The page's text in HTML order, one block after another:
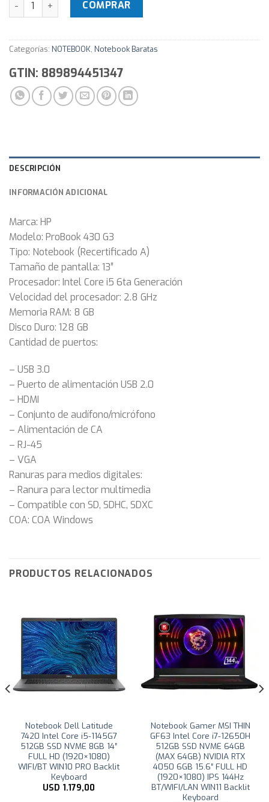
COMPRAR
Categorías: NOTEBOOK, Notebook Baratas
GTIN: 889894451347
DESCRIPCIÓN
INFORMACIÓN ADICIONAL
Marca: HP
Modelo: ProBook 430 G3
Tipo: Notebook (Recertificado A)
Tamaño de pantalla: 13″
Procesador: Intel Core i5 6ta Generación
Velocidad del procesador: 2.8 GHz
Memoria RAM: 8 GB
Disco Duro: 128 GB
Cantidad de puertos:
– USB 3.0
– Puerto de alimentación USB 2.0
– HDMI
– Conjunto de audífono/micrófono
– Alimentación de CA
– RJ-45
– VGA
Ranuras para medios digitales:
– Ranura para lector multimedia
– Compatible con SD, SDHC, SDXC
COA: COA Windows
PRODUCTOS RELACIONADOS
Notebook Dell Latitude
7420 Intel Core i5-1145G7
512GB SSD NVME 8GB 14″
FULL HD (1920×1080)
WIFI/BT WIN10 PRO Backlit
Keyboard
USD 1.179,00
Notebook Gamer MSI THIN
GF63 Intel Core i7-12650H
512GB SSD NVME 64GB
(MAX 64GB) NVIDIA RTX
4050 6GB 15.6″ FULL HD
(1920×1080) IPS 144Hz
BT/WIFI/LAN WIN11 Backlit
Keyboard